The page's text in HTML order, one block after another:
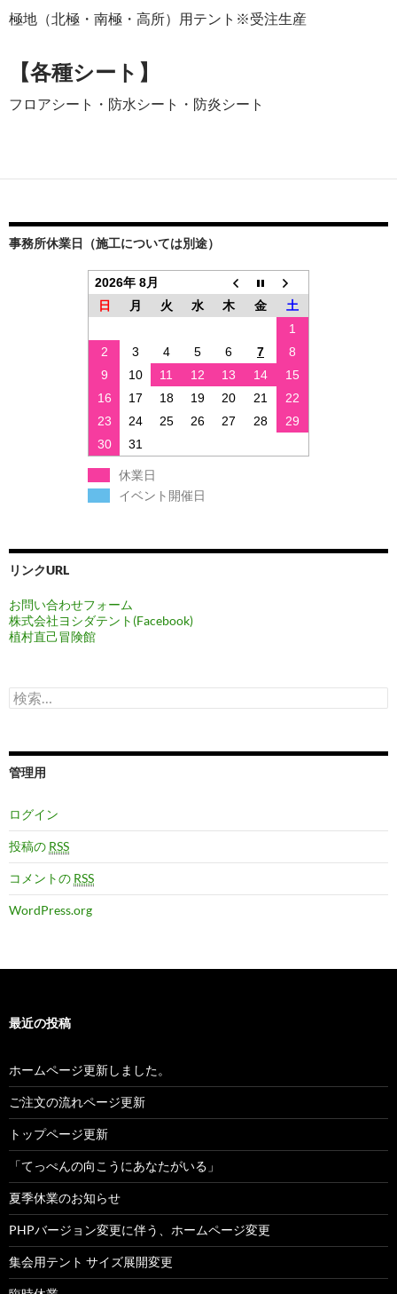
極地（北極・南極・高所）用テント※受注生産
【各種シート】
フロアシート・防水シート・防炎シート
事務所休業日（施工については別途）
2026年 8月
日
月 火 水 木 金
土
1
2
3 4 5 6 7
8
9
10 11 12 13 14
15
16
17 18 19 20 21
22
23
24 25 26 27 28
29
30
31
休業日
イベント開催日
リンクURL
お問い合わせフォーム
株式会社ヨシダテント(Facebook)
植村直己冒険館
検
索
管理用
ログイン
投稿の RSS
コメントの RSS
WordPress.org
最近の投稿
ホームページ更新しました。
ご注文の流れページ更新
トップページ更新
「てっぺんの向こうにあなたがいる」
夏季休業のお知らせ
PHPバージョン変更に伴う、ホームページ変更
集会用テント サイズ展開変更